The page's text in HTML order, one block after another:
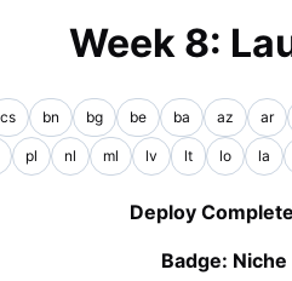
Week 8:
ar
az
ba
be
bg
bn
cs
la
lo
lt
lv
ml
nl
pl
Deploy
Badge: